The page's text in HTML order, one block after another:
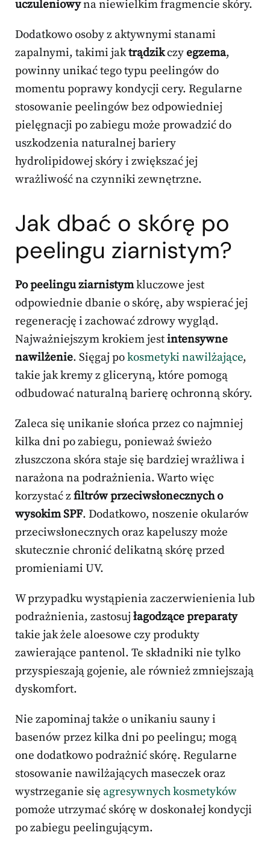
uczuleniowyna niewielkim fragmencie skóry.
Dodatkowo osoby z aktywnymi stanami
zapalnymi, takimi jaktrądzikczyegzema,
powinny unikać tego typu peelingów do
momentu poprawy kondycji cery. Regularne
stosowanie peelingów bez odpowiedniej
pielęgnacji po zabiegu może prowadzić do
uszkodzenia naturalnej bariery
hydrolipidowej skóry i zwiększać jej
wrażliwość na czynniki zewnętrzne.
Jak dbać o skórę po
peelingu ziarnistym?
Po peelingu ziarnistymkluczowe jest
odpowiednie dbanie o skórę, aby wspierać jej
regenerację i zachować zdrowy wygląd.
Najważniejszym krokiem jestintensywne
nawilżenie. Sięgaj pokosmetyki nawilżające,
takie jak kremy z gliceryną, które pomogą
odbudować naturalną barierę ochronną skóry.
Zaleca się unikanie słońca przez co najmniej
kilka dni po zabiegu, ponieważ świeżo
złuszczona skóra staje się bardziej wrażliwa i
narażona na podrażnienia. Warto więc
korzystać zfiltrów przeciwsłonecznych o
wysokim SPF. Dodatkowo, noszenie okularów
przeciwsłonecznych oraz kapeluszy może
skutecznie chronić delikatną skórę przed
promieniami UV.
W przypadku wystąpienia zaczerwienienia lub
podrażnienia, zastosujłagodzące preparaty
takie jak żele aloesowe czy produkty
zawierające pantenol. Te składniki nie tylko
przyspieszają gojenie, ale również zmniejszają
dyskomfort.
Nie zapominaj także o unikaniu sauny i
basenów przez kilka dni po peelingu; mogą
one dodatkowo podrażnić skórę. Regularne
stosowanie nawilżających maseczek oraz
wystrzeganie się agresywnych kosmetyków
pomoże utrzymać skórę w doskonałej kondycji
po zabiegu peelingującym.